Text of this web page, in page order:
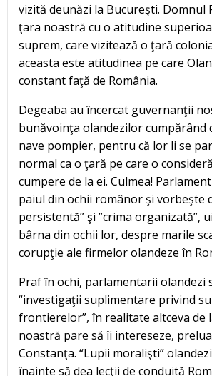
vizită deunăzi la Bucureşti. Domnul
ţara noastră cu o atitudine
suprem, care vizitează o ţară
aceasta este atitudinea pe care
constant faţă de România.
Degeaba au încercat guvernanţii
bunăvoinţa olandezilor cumpărând
nave pompier, pentru că lor li se
normal ca o ţară pe care o
cumpere de la ei. Culmea!
paiul din ochii românor şi vorbeşte
persistentă” şi ”crima organizată”,
bârna din ochii lor, despre marile
corupţie ale firmelor olandeze în
Praf în ochi, parlamentarii olandezi
“investigaţii suplimentare privind
frontierelor”, în realitate altceva de
noastră pare să îi intereseze,
Constanţa. “Lupii moralişti”
înainte să dea lecţii de conduită